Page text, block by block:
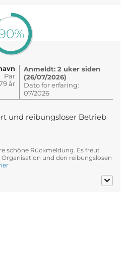
Par
år
Anmeldt: 2 uker siden
(26/07/2026)
Dato for erfaring:
07/2026
und reibungsloser Betrieb
schöne Rückmeldung. Es freut
Organisation und den reibungslosen